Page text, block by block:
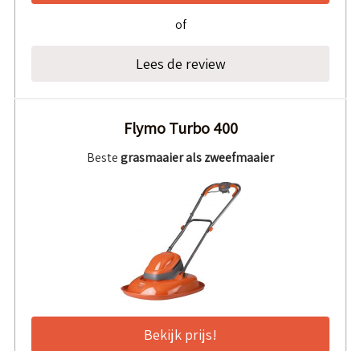
of
Lees de review
Flymo Turbo 400
Bestegrasmaaier als zweefmaaier
Bekijk prijs!